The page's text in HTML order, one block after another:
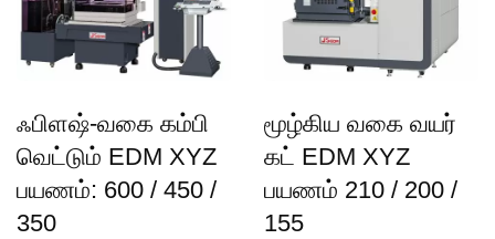
ஃபிளஷ்-வகை கம்பி
வெட்டும் EDM XYZ
பயணம்: 600 / 450 /
350
மூழ்கிய வகை வயர்
கட் EDM XYZ
பயணம் 210 / 200 /
155